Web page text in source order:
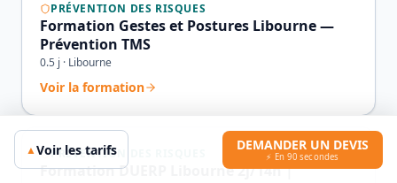
PRÉVENTION DES RISQUES
Formation Gestes et Postures Libourne —
Prévention TMS
0.5 j · Libourne
Voir la formation
PRÉVENTION DES RISQUES
Formation DUERP Libourne 2j/14h |
▲Voir les tarifs DEMANDER UN DEVIS
⚡ En 90 secondes